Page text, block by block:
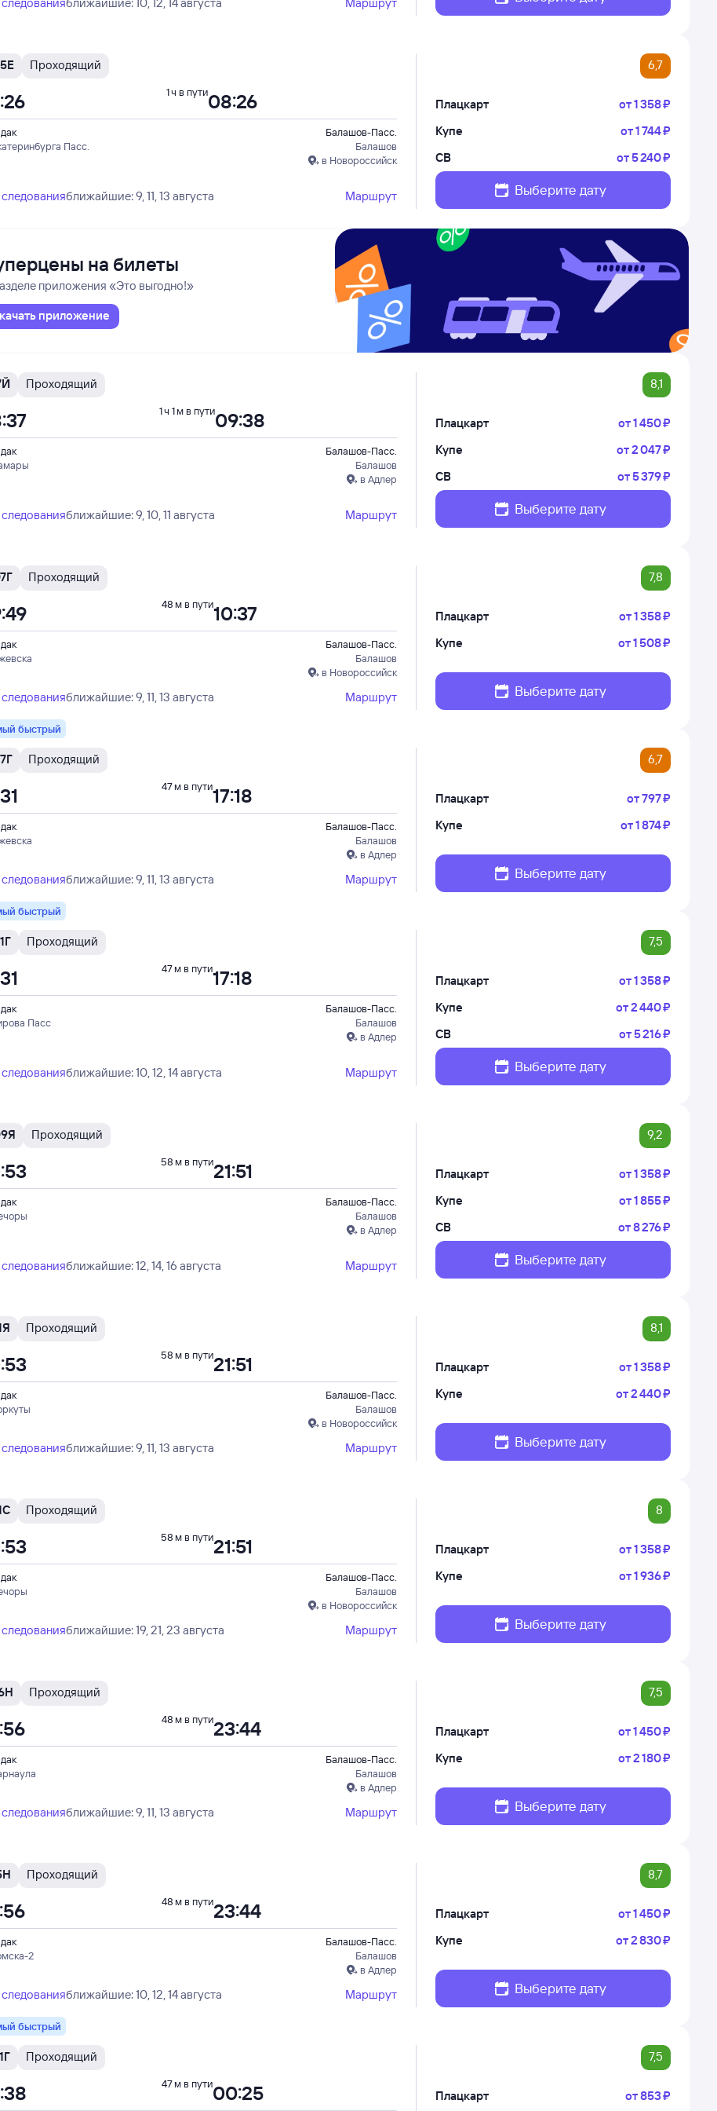
Проходящий 6,7
Пасс.
Балашов-Пасс.
Балашов
в Новороссийск
08:26
1 ч в пути
ближайшие: 9, 11, 13 августа Маршрут
Плацкарт от1 ⁠358 ⁠₽
Купе
от1 ⁠744 ⁠₽
СВ
от5 ⁠240 ⁠₽
Выберите дату
на билеты
приложения «Это выгодно!»
приложение
Проходящий 8,1
Балашов-Пасс.
Балашов
в Адлер
09:38
1 ч 1 м в пути
ближайшие: 9, 10, 11 августа Маршрут
Плацкарт от1 ⁠450 ⁠₽
Купе
от2 ⁠047 ⁠₽
СВ
от5 ⁠379 ⁠₽
Выберите дату
Проходящий 7,8
Балашов-Пасс.
Балашов
в Новороссийск
10:37
48 м в пути
ближайшие: 9, 11, 13 августа Маршрут
Плацкарт от1 ⁠358 ⁠₽
Купе
от1 ⁠508 ⁠₽
Выберите дату
быстрый
Проходящий 6,7
Балашов-Пасс.
Балашов
в Адлер
17:18
47 м в пути
ближайшие: 9, 11, 13 августа Маршрут
Плацкарт от797 ⁠₽
Купе
от1 ⁠874 ⁠₽
Выберите дату
быстрый
Проходящий 7,5
Пасс
Балашов-Пасс.
Балашов
в Адлер
17:18
47 м в пути
ближайшие: 10, 12, 14 августа Маршрут
Плацкарт от1 ⁠358 ⁠₽
Купе
от2 ⁠440 ⁠₽
СВ
от5 ⁠216 ⁠₽
Выберите дату
Проходящий 9,2
Балашов-Пасс.
Балашов
в Адлер
21:51
58 м в пути
ближайшие: 12, 14, 16 августа Маршрут
Плацкарт от1 ⁠358 ⁠₽
Купе
от1 ⁠855 ⁠₽
СВ
от8 ⁠276 ⁠₽
Выберите дату
Проходящий 8,1
Балашов-Пасс.
Балашов
в Новороссийск
21:51
58 м в пути
ближайшие: 9, 11, 13 августа Маршрут
Плацкарт от1 ⁠358 ⁠₽
Купе
от2 ⁠440 ⁠₽
Выберите дату
Проходящий 8
Балашов-Пасс.
Балашов
в Новороссийск
21:51
58 м в пути
ближайшие: 19, 21, 23 августа Маршрут
Плацкарт от1 ⁠358 ⁠₽
Купе
от1 ⁠936 ⁠₽
Выберите дату
Проходящий 7,5
Балашов-Пасс.
Балашов
в Адлер
23:44
48 м в пути
ближайшие: 9, 11, 13 августа Маршрут
Плацкарт от1 ⁠450 ⁠₽
Купе
от2 ⁠180 ⁠₽
Выберите дату
Проходящий 8,7
2
Балашов-Пасс.
Балашов
в Адлер
23:44
48 м в пути
ближайшие: 10, 12, 14 августа Маршрут
Плацкарт от1 ⁠450 ⁠₽
Купе
от2 ⁠830 ⁠₽
Выберите дату
быстрый
Проходящий 7,5
00:25
47 м в пути
Плацкарт от853 ⁠₽